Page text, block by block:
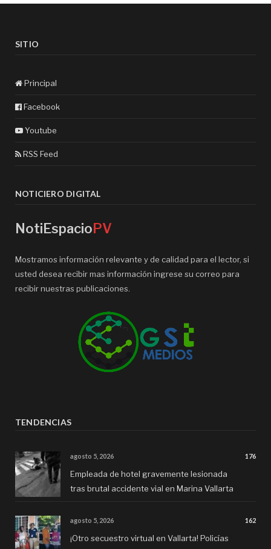
SITIO
Principal
Facebook
Youtube
RSS Feed
NOTICIERO DIGITAL
NotiEspacio PV
Mostramos información relevante y de calidad para el lector, si
usted desea recibir mas información ingrese su correo para
recibir nuestras publicaciones.
TENDENCIAS
agosto 5, 2026 176
Empleada de hotel gravemente lesionada
tras brutal accidente vial en Marina Vallarta
agosto 5, 2026 162
¡Otro secuestro virtual en Vallarta! Policías